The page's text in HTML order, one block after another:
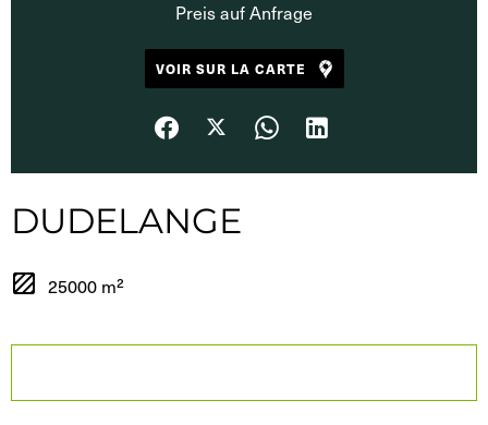
Preis auf Anfrage
VOIR SUR LA CARTE
DUDELANGE
25000 m²